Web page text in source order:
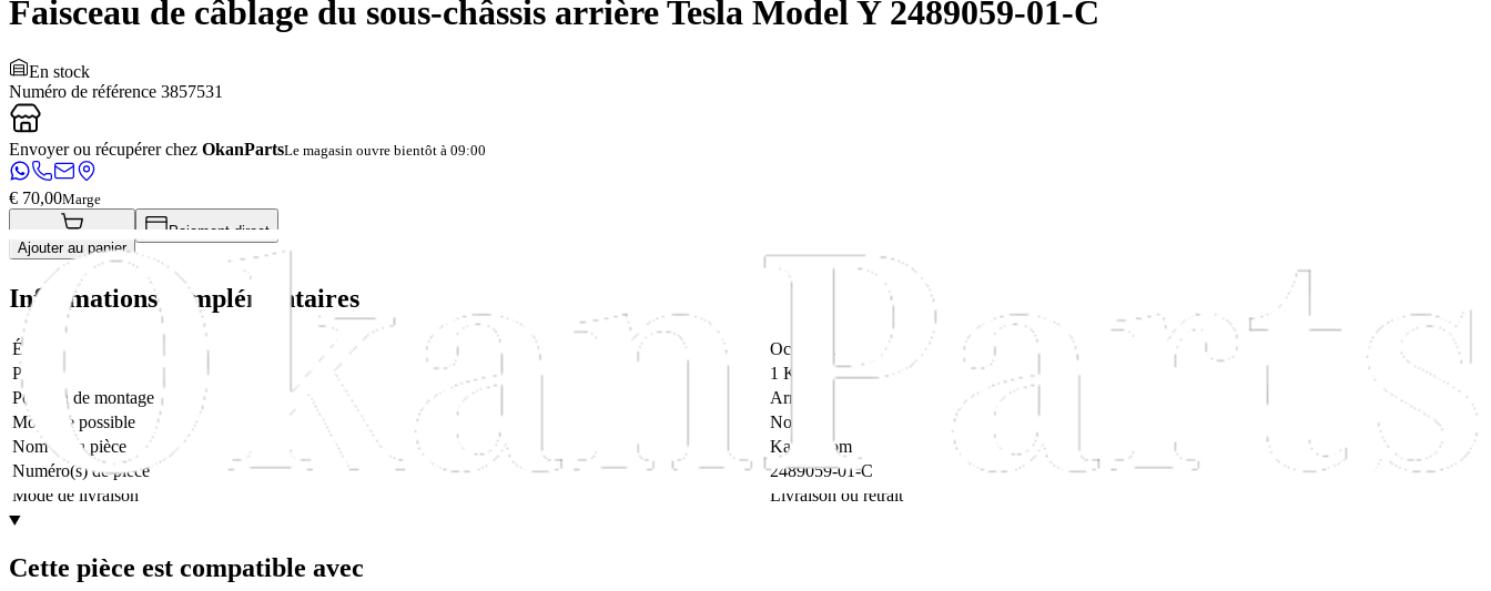
Faisceau de câblage du sous-châssis arrière Tesla Model Y 2489059-01-C
En stock
Numéro de référence 3857531
Envoyer ou récupérer chez OkanPartsLe magasin ouvre bientôt à 09:00
€ 70,00Marge
Ajouter au panier
Paiement direct
Informations complémentaires
État
Occasion
Poids
1 KG
Position de montage
Arrière
Montage possible
Non
Nom de la pièce
Kabelboom
Numéro(s) de pièce
2489059-01-C
Mode de livraison
Livraison ou retrait
Cette pièce est compatible avec